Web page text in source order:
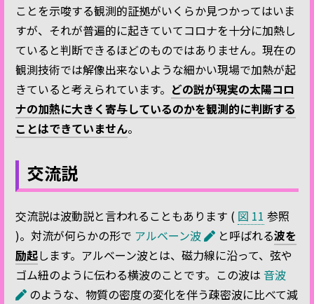
ことを示唆する観測的証拠がいくらか見つかってはいま
すが、それが普遍的に起きていてコロナを十分に加熱し
ていると判断できるほどのものではありません。現在の
観測技術では解像出来ないような細かい現場で加熱が起
きていると考えられています。 どの説が現実の太陽コロ
ナの加熱に大きく寄与しているのかを観測的に判断する
ことはできていません。
交流説
交流説は波動説と言われることもあります ( 図 11 参照
)。対流が何らかの形で アルベーン波 と呼ばれる波を
励起します。アルベーン波とは、磁力線に沿って、弦や
ゴム紐のように伝わる横波のことです。この波は 音波
のような、物質の密度の変化を伴う疎密波に比べて減